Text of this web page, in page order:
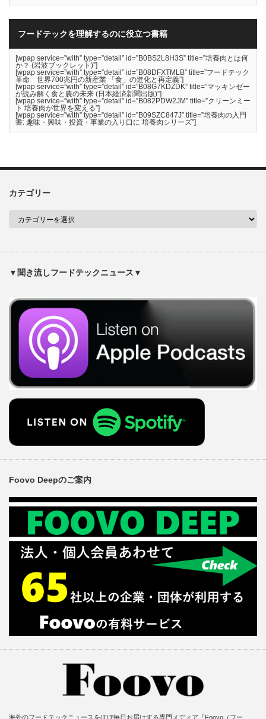
フードテックを理解するのに役立つ書籍
[wpap service=”with” type=”detail” id=”B0BS2L8H3S” title=”培養肉とは何
か？ (岩波ブックレット)”]
[wpap service=”with” type=”detail” id=”B08DFXTMLB” title=”フードテック
革命 世界700兆円の新産業 「食」の進化と再定義”]
[wpap service=”with” type=”detail” id=”B08G7KDZDK” title=”マッキンゼー
が読み解く食と農の未来 (日本経済新聞出版)”]
[wpap service=”with” type=”detail” id=”B082PDW2JM” title=”クリーンミー
ト 培養肉が世界を変える”]
[wpap service=”with” type=”detail” id=”B09SZC847J” title=”培養肉の入門
書: 趣味・興味・投資・事業の入り口に 培養肉シリーズ”]
カテゴリー
▼聞き流しフードテックニュース▼
Foovo Deepのご案内
海外のフードテックニュースをほぼ毎日お届けする専門メディア『Foovo（フー